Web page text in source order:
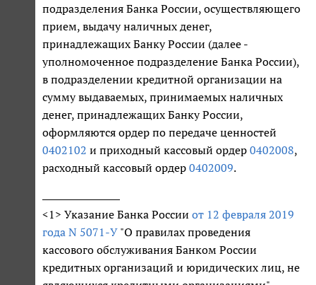
подразделения Банка России, осуществляющего
прием, выдачу наличных денег,
принадлежащих Банку России (далее -
уполномоченное подразделение Банка России),
в подразделении кредитной организации на
сумму выдаваемых, принимаемых наличных
денег, принадлежащих Банку России,
оформляются ордер по передаче ценностей
0402102 и приходный кассовый ордер 0402008,
расходный кассовый ордер 0402009.
<1> Указание Банка России от 12 февраля 2019
года N 5071-У "О правилах проведения
кассового обслуживания Банком России
кредитных организаций и юридических лиц, не